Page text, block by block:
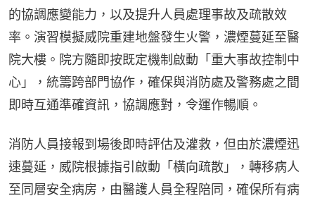
的協調應變能力，以及提升人員處理事故及疏散效
率。演習模擬威院重建地盤發生火警，濃煙蔓延至醫
院大樓。院方隨即按既定機制啟動「重大事故控制中
心」，統籌跨部門協作，確保與消防處及警務處之間
即時互通準確資訊，協調應對，令運作暢順。
消防人員接報到場後即時評估及灌救，但由於濃煙迅
速蔓延，威院根據指引啟動「橫向疏散」，轉移病人
至同層安全病房，由醫護人員全程陪同，確保所有病